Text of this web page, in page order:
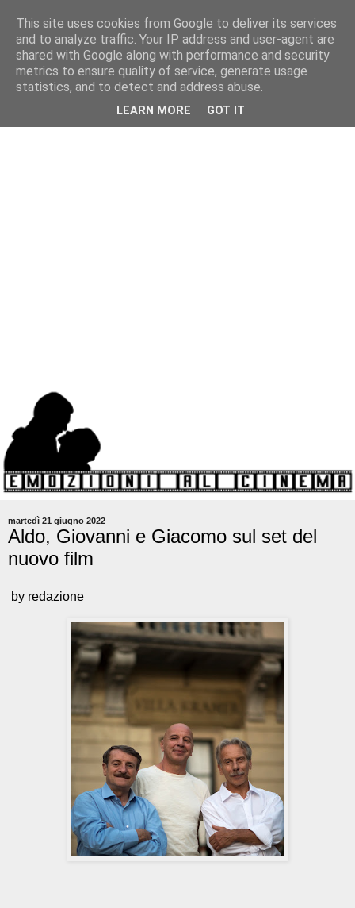
martedì 21 giugno 2022
Aldo, Giovanni e Giacomo sul set del
nuovo film
by redazione
This site uses cookies from Google to deliver its services
and to analyze traffic. Your IP address and user-agent are
shared with Google along with performance and security
metrics to ensure quality of service, generate usage
statistics, and to detect and address abuse.
LEARN MORE GOT IT